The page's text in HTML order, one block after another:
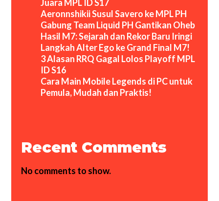
Juara MPL ID S17
Aeronnshikii Susul Savero ke MPL PH
Gabung Team Liquid PH Gantikan Oheb
Hasil M7: Sejarah dan Rekor Baru Iringi
Langkah Alter Ego ke Grand Final M7!
3 Alasan RRQ Gagal Lolos Playoff MPL
ID S16
Cara Main Mobile Legends di PC untuk
Pemula, Mudah dan Praktis!
Recent Comments
No comments to show.